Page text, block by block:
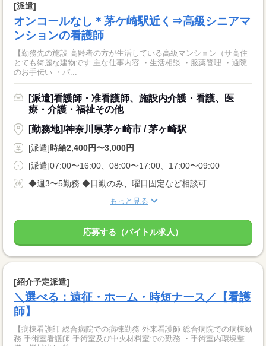
[派遣]
オンコールなし＊茅ケ崎駅近く⇒高級シニアマ
ンションの看護師
【勤務先の施設 高齢者の方が生活している高級マンション（サ高住
とても綺麗な建物です 主な仕事内容 ・生活相談 ・服薬管理 ・通院
のお手伝い ・バ...
[派遣]看護師・准看護師、施設内介護・看護、医
療・介護・福祉その他
[勤務地]/神奈川県茅ヶ崎市 / 茅ヶ崎駅
[派遣]時給2,400円〜3,000円
[派遣]07:00〜16:00、08:00〜17:00、17:00〜09:00
◆週3〜5勤務 ◆日勤のみ、曜日固定など相談可
もっと見る
応募する（バイトル求人）
[紹介予定派遣]
＼選べる：遠征・ホーム・時短ナース／【看護
師】
【病棟看護師 総合病院での病棟勤務 外来看護師 総合病院での病棟勤
務 手術室看護師 手術室及び中央材料室での勤務 ・手術室内環境整